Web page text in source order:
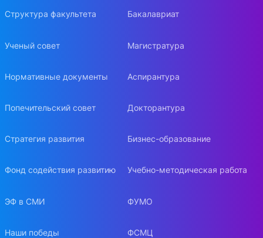
Структура факультета
Ученый совет
Нормативные документы
Попечительский совет
Стратегия развития
Фонд содействия развитию
ЭФ в СМИ
Наши победы
Бакалавриат
Магистратура
Аспирантура
Докторантура
Бизнес-образование
Учебно-методическая работа
ФУМО
ФСМЦ